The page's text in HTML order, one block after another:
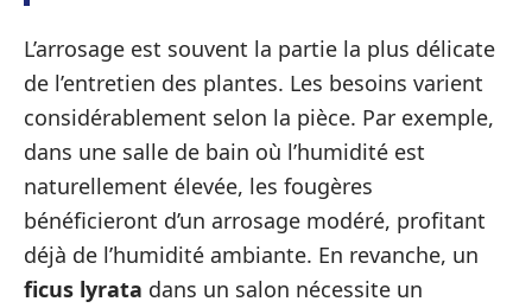
L’arrosage est souvent la partie la plus délicate
de l’entretien des plantes. Les besoins varient
considérablement selon la pièce. Par exemple,
dans une salle de bain où l’humidité est
naturellement élevée, les fougères
bénéficieront d’un arrosage modéré, profitant
déjà de l’humidité ambiante. En revanche, un
ficus lyrata dans un salon nécessite un